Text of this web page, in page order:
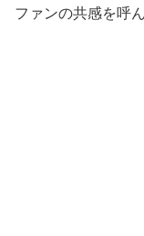
ファンの共感を呼